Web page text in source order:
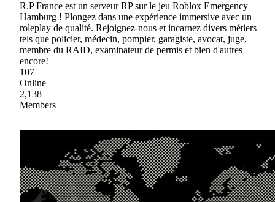
R.P France est un serveur RP sur le jeu Roblox Emergency
Hamburg ! Plongez dans une expérience immersive avec un
roleplay de qualité. Rejoignez-nous et incarnez divers métiers
tels que policier, médecin, pompier, garagiste, avocat, juge,
membre du RAID, examinateur de permis et bien d'autres
encore!
107
Online
2,138
Members